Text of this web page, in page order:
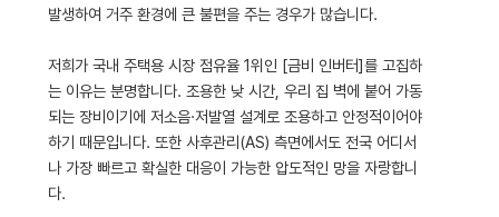
발생하여 거주 환경에 큰 불편을 주는 경우가 많습니다.
저희가 국내 주택용 시장 점유율 1위인 [금비 인버터]를 고집하
는 이유는 분명합니다. 조용한 낮 시간, 우리 집 벽에 붙어 가동
되는 장비이기에 저소음·저발열 설계로 조용하고 안정적이어야
하기 때문입니다. 또한 사후관리(AS) 측면에서도 전국 어디서
나 가장 빠르고 확실한 대응이 가능한 압도적인 망을 자랑합니
다.